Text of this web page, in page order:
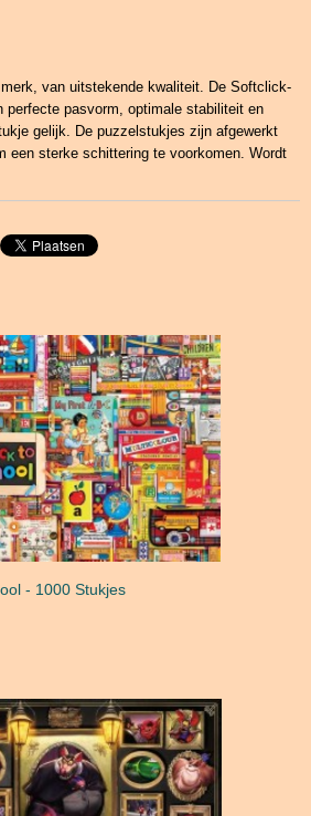
van uitstekende kwaliteit. De Softclick-
perfecte pasvorm, optimale stabiliteit en
gelijk. De puzzelstukjes zijn afgewerkt
een sterke schittering te voorkomen. Wordt
- 1000 Stukjes